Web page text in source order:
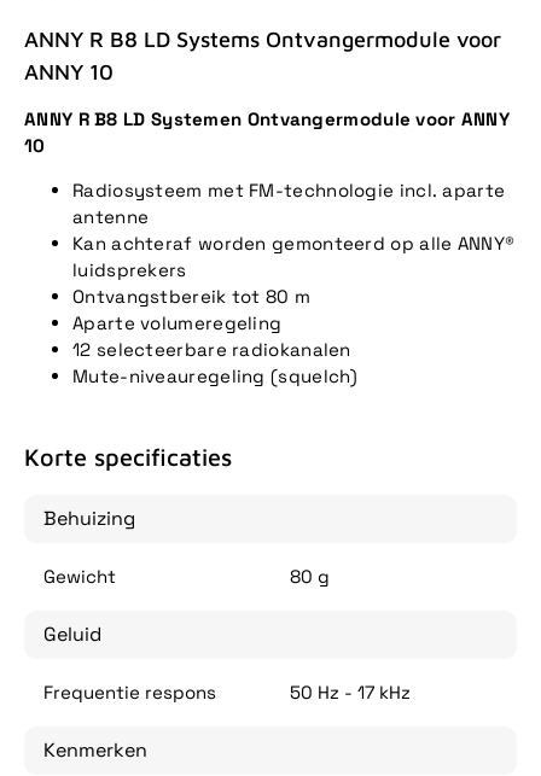
ANNY R B8 LD Systems Ontvangermodule voor
ANNY 10
ANNY R B8 LD Systemen Ontvangermodule voor ANNY
10
Radiosysteem met FM-technologie incl. aparte
antenne
Kan achteraf worden gemonteerd op alle ANNY®
luidsprekers
Ontvangstbereik tot 80 m
Aparte volumeregeling
12 selecteerbare radiokanalen
Mute-niveauregeling (squelch)
Korte specificaties
Behuizing
Gewicht 80 g
Geluid
Frequentie respons 50 Hz - 17 kHz
Kenmerken